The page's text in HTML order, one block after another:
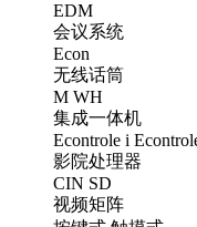
EDM
会议系统
Econ
无线话筒
M WH
集成一体机
Econtrole i
影院处理器
CIN SD
视频矩阵